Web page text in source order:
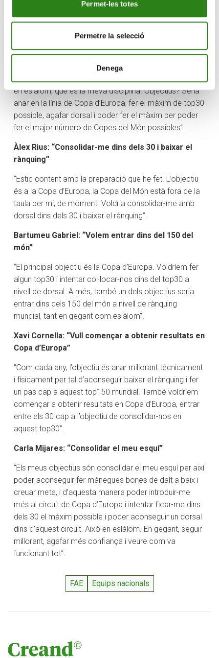
Permet-les totes
Permetre la selecció
Denega
Mundials ni Jocs i ens centrarem en la Copa del Món”,
Àxel Esteve: “Vull fer el màxim de top30 a la Copa
“Vinc d’una setmana indoor a Bèlgica. En uns dies anem
en eslàlom, que és la meva disciplina. Objectius? Seria
anar en la línia de Copa d’Europa, fer el màxim de top30
possible, agafar dorsal i poder fer el màxim per poder
fer el major número de Copes del Món possibles”.
Àlex Rius: “Consolidar-me dins dels 30 i baixar el
rànquing”
“Estic content amb la preparació que he fet. L’objectiu
és a la Copa d’Europa, la Copa del Món està fora de la
taula per mi, de moment. Voldria consolidar-me amb
dorsal dins dels 30 i baixar el rànquing”.
Bartumeu Gabriel: “Volem entrar dins del 150 del
món”
“El principal objectiu és la Copa d’Europa. Voldríem fer
algun top30 i intentar col·locar-nos dins del top30 a
nivell de dorsal. A més, també un dels objectius seria
entrar dins dels 150 del món a nivell de rànquing
mundial, tant en gegant com eslàlom”.
Xavi Cornella: “Vull començar a obtenir resultats en
Copa d’Europa”
“Com cada any, l’objectiu és anar millorant tècnicament
i físicament per tal d’aconseguir baixar el rànquing i fer
un pas cap a aquest top150 mundial. També voldríem
començar a obtenir resultats en Copa d’Europa, entrar
entre els 30 cap a l’objectiu de consolidar-nos en
aquest top30”.
Carla Mijares: “Consolidar el meu esquí”
“Els meus objectius són consolidar el meu esquí per així
poder aconseguir fer mànegues bones de dalt a baix i
creuar meta, i d’aquesta manera poder introduir-me
més al circuit de Copa d’Europa i intentar ficar-me dins
dels 30 el màxim possible i poder aconseguir un dorsal
dins d’aquest circuit. Això en eslàlom. En gegant, seguir
millorant, agafar més confiança i veure com va
funcionant tot”.
FAE Equips nacionals